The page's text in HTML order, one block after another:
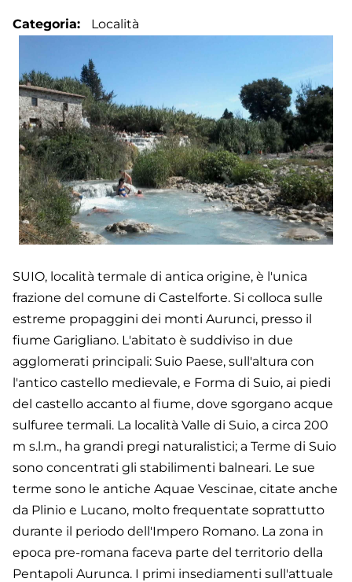
Categoria Località
SUIO, località termale di antica origine, è l'unica
frazione del comune di Castelforte. Si colloca sulle
estreme propaggini dei monti Aurunci, presso il
fiume Garigliano. L'abitato è suddiviso in due
agglomerati principali: Suio Paese, sull'altura con
l'antico castello medievale, e Forma di Suio, ai piedi
del castello accanto al fiume, dove sgorgano acque
sulfuree termali. La località Valle di Suio, a circa 200
m s.l.m., ha grandi pregi naturalistici; a Terme di Suio
sono concentrati gli stabilimenti balneari. Le sue
terme sono le antiche Aquae Vescinae, citate anche
da Plinio e Lucano, molto frequentate soprattutto
durante il periodo dell'Impero Romano. La zona in
epoca pre-romana faceva parte del territorio della
Pentapoli Aurunca. I primi insediamenti sull'attuale